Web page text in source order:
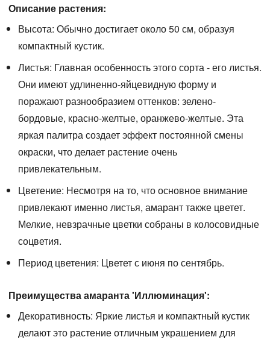
Описание растения:
Высота: Обычно достигает около 50 см, образуя
компактный кустик.
Листья: Главная особенность этого сорта - его листья.
Они имеют удлиненно-яйцевидную форму и
поражают разнообразием оттенков: зелено-
бордовые, красно-желтые, оранжево-желтые. Эта
яркая палитра создает эффект постоянной смены
окраски, что делает растение очень
привлекательным.
Цветение: Несмотря на то, что основное внимание
привлекают именно листья, амарант также цветет.
Мелкие, невзрачные цветки собраны в колосовидные
соцветия.
Период цветения: Цветет с июня по сентябрь.
Преимущества амаранта 'Иллюминация':
Декоративность: Яркие листья и компактный кустик
делают это растение отличным украшением для